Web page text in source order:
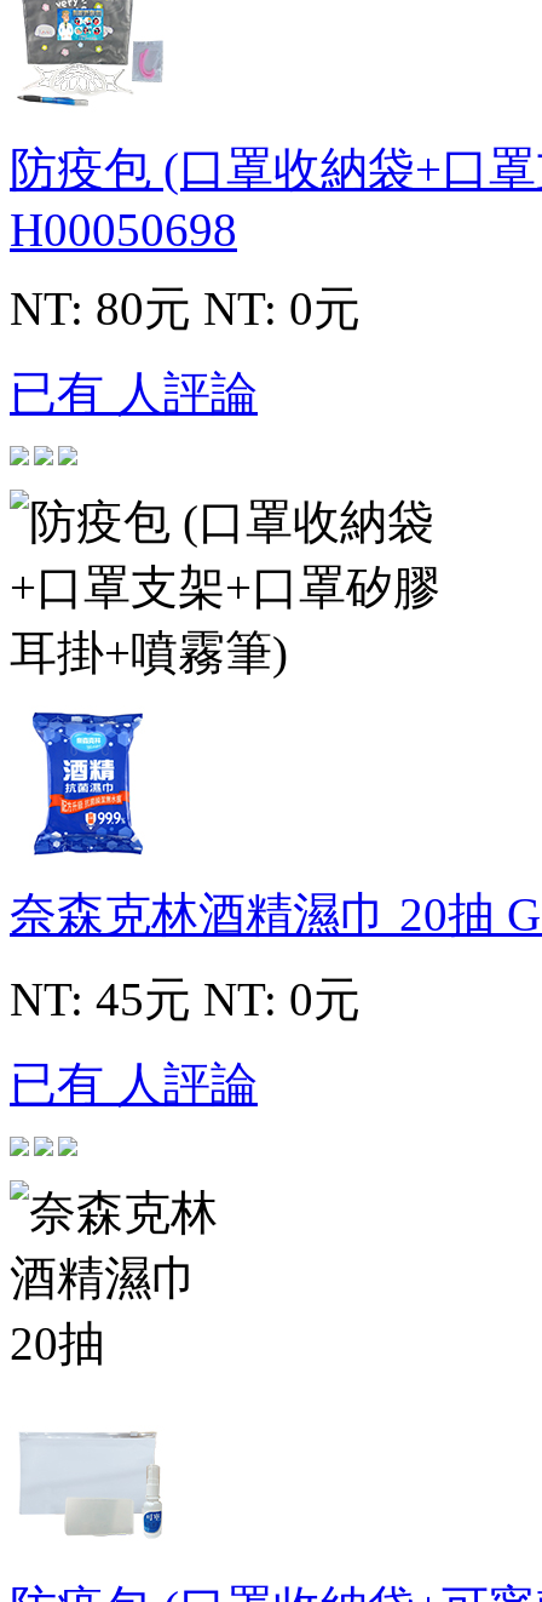
防疫包 (口罩收納袋+口
H00050698
NT: 80元 NT: 0元
已有 人評論
奈森克林酒精濕巾 20抽
NT: 45元 NT: 0元
已有 人評論